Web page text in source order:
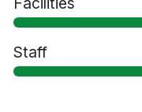
Rökfritt
10 minuters
Staff